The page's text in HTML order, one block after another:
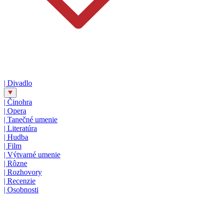
| Divadlo
| Činohra
| Opera
| Tanečné umenie
| Literatúra
| Hudba
| Film
| Výtvarné umenie
| Rôzne
| Rozhovory
| Recenzie
| Osobnosti